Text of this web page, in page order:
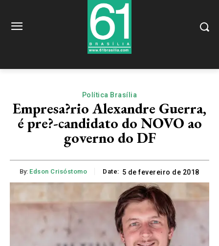
Política Brasília
Empresa?rio Alexandre Guerra,
é pre?-candidato do NOVO ao
governo do DF
By: Edson Crisóstomo Date: 5 de fevereiro de 2018